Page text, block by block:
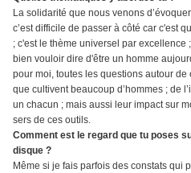
La solidarité que nous venons
c’est difficile de passer à côté car c'est
; c'est le thème universel par
bien vouloir dire d'être un homme
pour moi, toutes les questions autour de
que cultivent beaucoup d’hommes ; de
un chacun ; mais aussi leur impact sur
sers de ces outils.
Comment est le regard que tu poses
disque ?
Même si je fais parfois des constats qui